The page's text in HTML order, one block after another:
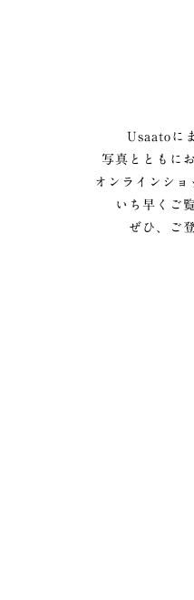
Usaatoに
写真とともに
オンラインショ
いち早くご
ぜひ、ご